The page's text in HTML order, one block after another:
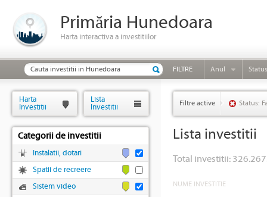
Primăria Hunedoara
Harta interactiva a investitiilor
FILTRE Anul Status
Filtre active Status:
Lista investitii
Total investitii:
NUME INVESTITIE
Harta
Investitii
Lista
Investitii
Categorii de investitii
Instalatii, dotari
Spatii de recreere
Sistem video